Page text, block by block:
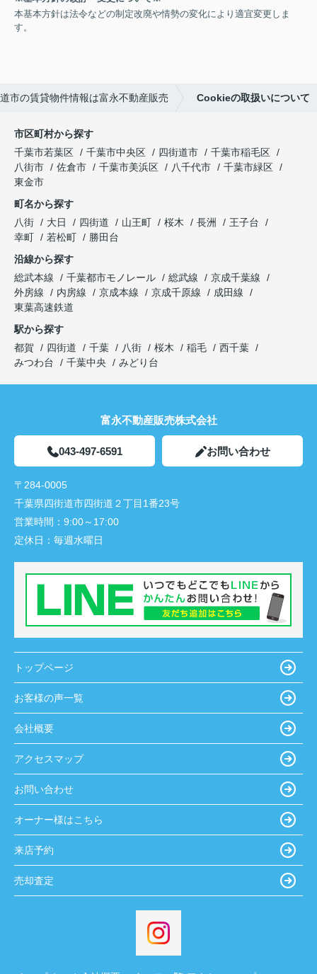
本基本方針は法令などの制定改廃や情勢の変化により適宜変更しま
す。
市の賃貸物件情報は富永不動産販売 Cookieの取扱いについて
市区町村から探す
千葉市若葉区
千葉市中央区 四街道市
千葉市稲毛区
八街市
佐倉市 千葉市美浜区 八千代市
千葉市緑区
東金市
町名から探す
八街
大日 四街道 山王町 桜木 長洲
王子台
幸町
若松町
勝田台
沿線から探す
総武本線
千葉都市モノレール 総武線
京成千葉線
外房線
内房線 京成本線 京成千原線
成田線
東葉高速鉄道
駅から探す
都賀
四街道 千葉 八街 桜木 稲毛
西千葉
みつわ台
千葉中央 みどり台
富永不動産販売株式会社
043-497-6591 お問い合わせ
〒284-0005
千葉県四街道市四街道２丁目1番23号
営業時間： 9:00～17:00
定休日： 毎週水曜日
トップページ
お客様の声一覧
会社概要
アクセスマップ
お問い合わせ
オーナー様はこちら
来店予約
売却査定